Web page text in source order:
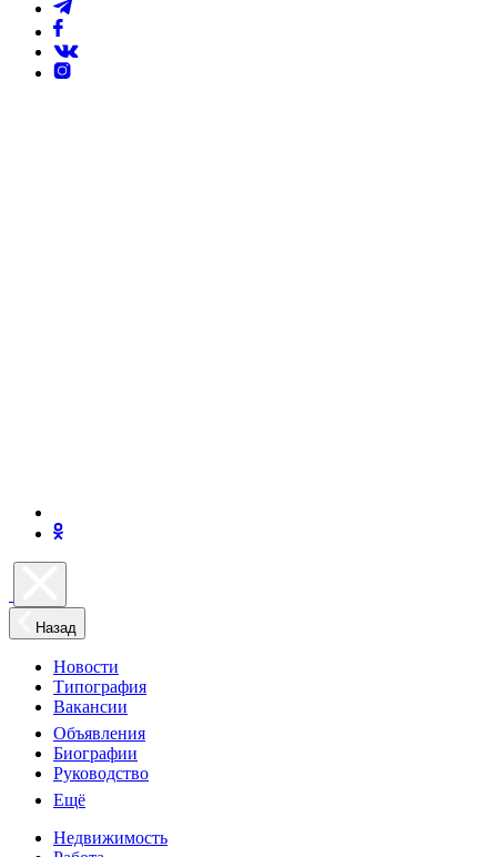
Назад
Новости
Типография
Вакансии
Объявления
Биографии
Руководство
Ещё
Недвижимость